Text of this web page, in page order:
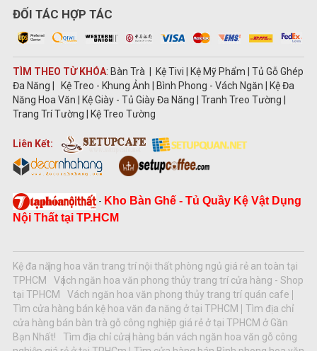
ĐỐI TÁC HỢP TÁC
TÌM THEO TỪ KHÓA: Bàn Trà | Kệ Tivi | Kệ Mỹ Phẩm | Tủ Gỗ Ghép
Đa Năng | Kệ Treo - Khung Ảnh | Bình Phong - Vách Ngăn | Kệ Đa
Năng Hoa Văn | Kệ Giày - Tủ Giày Đa Năng | Tranh Treo Tường |
Trang Trí Tường | Kệ Treo Tường
Liên Kết:
- Kho Bàn Ghế - Tủ Quầy Kệ Vật Dụng
Nội Thất tại TP.HCM
Kệ đa năng hoa văn trang trí nội thất phòng ngủ giá rẻ an toàn tại
TPHCM
Vách ngăn hoa văn phong thủy trang trí cửa hàng - Shop
tại TPHCM
Vách ngăn hoa văn phong thủy trang trí quán cafe
Tìm cửa hàng bán kệ hoa văn đa năng ở tại TPHCM
Tìm địa chỉ
cửa hàng bán bàn trà gỗ công nghiệp giá rẻ ở tại TPHCM ở Gần
Bạn Nhất!
Tìm địa chỉ cửa hàng bán vách ngăn hoa văn gỗ công